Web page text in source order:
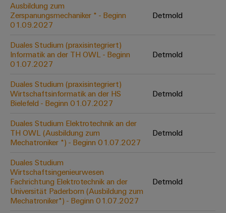
Sicherer
Betrieb
mit
Lösungen
für
die
Photovoltaik
Mehr
durch
Sonnenenergie
Schaltschrankbau
Lösungen
für
die
Herausforderungen
im
Industrial
IoT
Industrial
Security
Service
Platform
EZA-
Gerätehersteller
Leiterplattensteckverbinder
Industrial
Ethernet
Touch-
Panels
Engineering-
und
Visualisierungstools
Energiemessung
und
Metering
Weidmüller
Industrial
Digitale
eShop
OCI-
Schnittstelle
Schnittstelle
SERVICES
finden
Solution
Partner
-
Systemintegratoren
Messen
&
Events
Messen
&
Events
Spannende
in unseren
Ausbildung zum
Zerspanungsmechaniker * - Beginn
01.09.2027
Detmold
Duales Studium (praxisintegriert)
Informatik an der TH OWL - Beginn
01.07.2027
Detmold
Duales Studium (praxisintegriert)
Wirtschaftsinformatik an der HS
Bielefeld - Beginn 01.07.2027
Detmold
Duales Studium Elektrotechnik an der
TH OWL (Ausbildung zum
Mechatroniker *) - Beginn 01.07.2027
Detmold
Duales Studium
Wirtschaftsingenieurwesen
Fachrichtung Elektrotechnik an der
Universität Paderborn (Ausbildung zum
Mechatroniker*) - Beginn 01.07.2027
Detmold